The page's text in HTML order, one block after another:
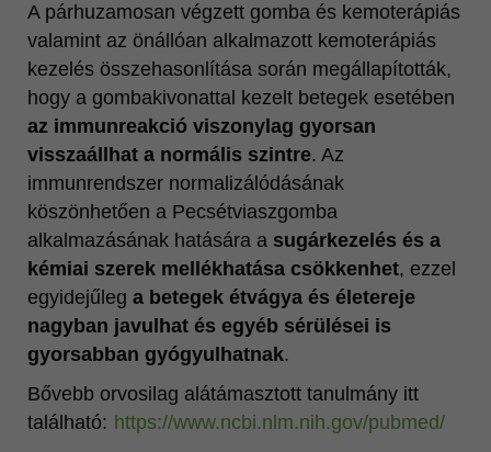
A párhuzamosan végzett gomba és kemoterápiás
valamint az önállóan alkalmazott kemoterápiás
kezelés összehasonlítása során megállapították,
hogy a gombakivonattal kezelt betegek esetében
az immunreakció viszonylag gyorsan
visszaállhat a normális szintre. Az
immunrendszer normalizálódásának
köszönhetően a Pecsétviaszgomba
alkalmazásának hatására a sugárkezelés és a
kémiai szerek mellékhatása csökkenhet, ezzel
egyidejűleg a betegek étvágya és életereje
nagyban javulhat és egyéb sérülései is
gyorsabban gyógyulhatnak.
Bővebb orvosilag alátámasztott tanulmány itt
található: https://www.ncbi.nlm.nih.gov/pubmed/